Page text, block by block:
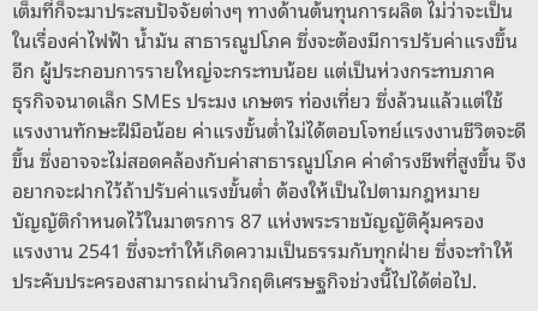
เต็มที่ก็จะมาประสบปัจจัยต่างๆ ทางด้านต้นทุนการผลิต ไม่ว่าจะเป็น
ในเรื่องค่าไฟฟ้า น้ำมัน สาธารณูปโภค ซึ่งจะต้องมีการปรับค่าแรงขึ้น
อีก ผู้ประกอบการรายใหญ่จะกระทบน้อย แต่เป็นห่วงกระทบภาค
ธุรกิจจนาดเล็ก SMEs ประมง เกษตร ท่องเที่ยว ซึ่งล้วนแล้วแต่ใช้
แรงงานทักษะฝีมือน้อย ค่าแรงขั้นต่ำไม่ได้ตอบโจทย์แรงงานชีวิตจะดี
ขึ้น ซึ่งอาจจะไม่สอดคล้องกับค่าสาธารณูปโภค ค่าดำรงชีพที่สูงขึ้น จึง
อยากจะฝากไว้ถ้าปรับค่าแรงขั้นต่ำ ต้องให้เป็นไปตามกฎหมาย
บัญญัติกำหนดไว้ในมาตรการ 87 แห่งพระราชบัญญัติคุ้มครอง
แรงงาน 2541 ซึ่งจะทำให้เกิดความเป็นธรรมกับทุกฝ่าย ซึ่งจะทำให้
ประคับประครองสามารถผ่านวิกฤติเศรษฐกิจช่วงนี้ไปได้ต่อไป.